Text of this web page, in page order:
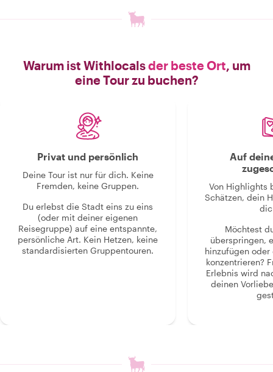
Warum ist Withlocalsder beste Ort, um
eine Tour zu buchen?
Privat und persönlich
Deine Tour ist nur für dich. Keine
Fremden, keine Gruppen.
Du erlebst die Stadt eins zu eins
(oder mit deiner eigenen
Reisegruppe) auf eine entspannte,
persönliche Art. Kein Hetzen, keine
standardisierten Gruppentouren.
Auf
Von Highlights
Schätzen, dein
Möchtest
überspringen,
hinzufügen
konzentrieren?
Erlebnis wird
deinen